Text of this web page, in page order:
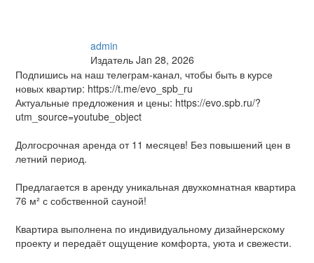
admin
Издатель Jan 28, 2026
Подпишись на наш телеграм-канал, чтобы быть в курсе
новых квартир: https://t.me/evo_spb_ru
Актуальные предложения и цены: https://evo.spb.ru/?
utm_source=youtube_object
Долгосрочная аренда от 11 месяцев! Без повышений цен в
летний период.
Предлагается в аренду уникальная двухкомнатная квартира
76 м² с собственной сауной!
Квартира выполнена по индивидуальному дизайнерскому
проекту и передаёт ощущение комфорта, уюта и свежести.